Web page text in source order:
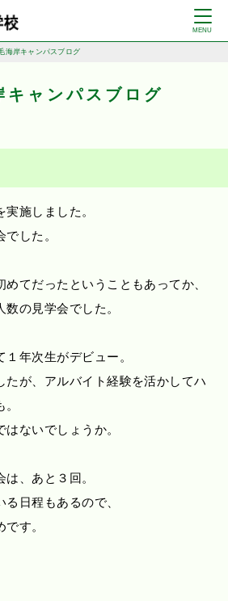
海岸キャンパスブログ
キャンパスブログ
実施しました。
した。
めてだったということもあってか、
の見学会でした。
年次生がデビュー。
たが、アルバイト経験を活かしてハ
ないでしょうか。
、あと３回。
日程もあるので、
す。